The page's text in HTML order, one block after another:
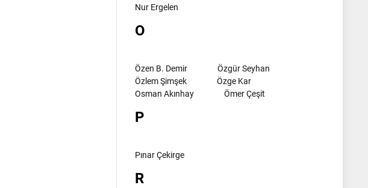
Nur Ergelen
O
Özen B. Demir
Özgür Seyhan
Özlem Şimşek
Özge Kar
Osman Akınhay
Ömer Çeşit
P
Pınar Çekirge
R